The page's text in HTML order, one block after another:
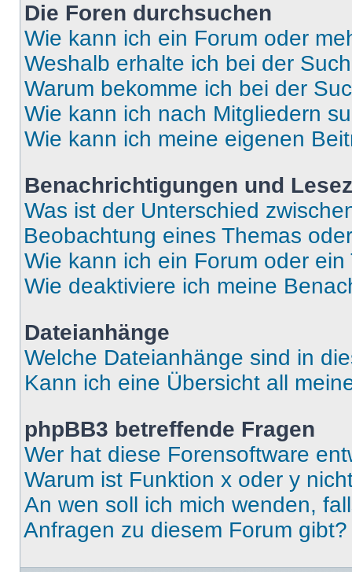
Die Foren durchsuchen
Wie kann ich ein Forum oder
Weshalb erhalte ich bei der
Warum bekomme ich bei der
Wie kann ich nach Mitgliedern
Wie kann ich meine eigenen
Benachrichtigungen und
Was ist der Unterschied
Beobachtung eines Themas
Wie kann ich ein Forum oder
Wie deaktiviere ich meine
Dateianhänge
Welche Dateianhänge sind in
Kann ich eine Übersicht all
phpBB3 betreffende Fragen
Wer hat diese Forensoftware
Warum ist Funktion x oder y
An wen soll ich mich wenden,
Anfragen zu diesem Forum gibt?